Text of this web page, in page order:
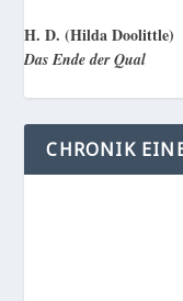
H. D. (Hilda Doolittle)
Das Ende der Qual
CHRONIK